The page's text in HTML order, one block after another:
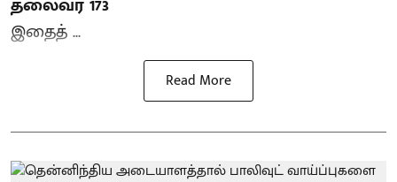
இதைத் ...
Read More